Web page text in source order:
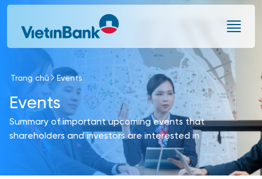
Skip to Main Content
Trang chủ Events
Events
Summary of important upcoming events that
shareholders and investors are interested in